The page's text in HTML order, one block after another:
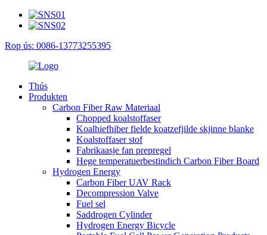
Rop ús: 0086-13773255395
Thús
Produkten
Carbon Fiber Raw Materiaal
Chopped koalstoffaser
Koalhiefhiber fielde koatzefjilde skjinne blanke
Koalstoffaser stof
Fabrikaasje fan prepregel
Hege temperatuerbestindich Carbon Fiber Board
Hydrogen Energy
Carbon Fiber UAV Rack
Decompression Valve
Fuel sel
Saddrogen Cylinder
Hydrogen Energy Bicycle